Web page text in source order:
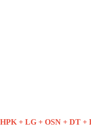
+ LG + OSN + DT +